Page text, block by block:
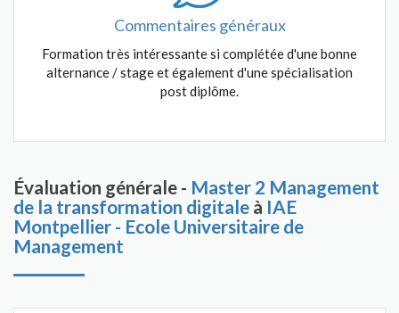
Commentaires généraux
Formation très intéressante si complétée d'une bonne
alternance / stage et également d'une spécialisation
post diplôme.
Évaluation générale - Master 2 Management
de la transformation digitale à IAE
Montpellier - Ecole Universitaire de
Management